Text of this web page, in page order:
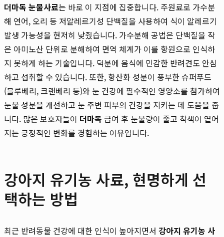
더마독 눈물사료는 바로 이 지점에 집중합니다. 주원료로 가수분
해 연어, 오리 등 저알레르기성 단백질을 사용하여 식이 알레르기
발생 가능성을 현저히 낮췄습니다. 가수분해 공법은 단백질을 작
은 아미노산 단위로 분해하여 면역 체계가 이를 항원으로 인식하
지 못하게 하는 기술입니다. 덕분에 음식에 민감한 반려견도 안심
하고 섭취할 수 있습니다. 또한, 항산화 성분이 풍부한 슈퍼푸드
(블루베리, 크랜베리 등)와 눈 건강에 필수적인 영양소를 첨가하여
눈물 성분을 개선하고 눈 주변 피부의 건강을 지키는 데 도움을 줍
니다. 많은 보호자들이 더마독 급여 후 눈물량이 줄고 착색이 옅어
지는 긍정적인 변화를 경험하는 이유입니다.
강아지 유기농 사료, 현명하게 선
택하는 방법
최근 반려동물 건강에 대한 인식이 높아지면서 강아지 유기농 사